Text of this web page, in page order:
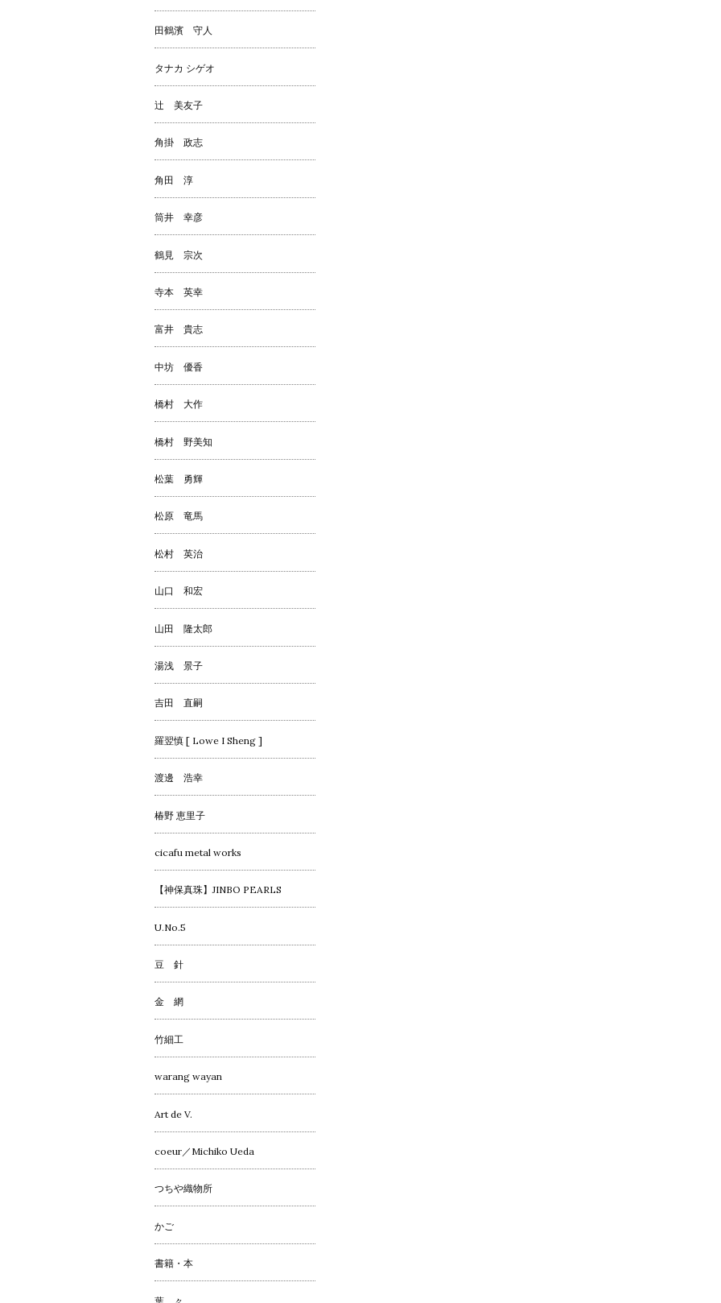
田鶴濱 守人
タナカ シゲオ
辻 美友子
角掛 政志
角田 淳
筒井 幸彦
鶴見 宗次
寺本 英幸
富井 貴志
中坊 優香
橋村 大作
橋村 野美知
松葉 勇輝
松原 竜馬
松村 英治
山口 和宏
山田 隆太郎
湯浅 景子
吉田 直嗣
羅翌慎 [ Lowe I Sheng ]
渡邊 浩幸
椿野 恵里子
cicafu metal works
【神保真珠】JINBO PEARLS
U.No.5
豆 針
金 網
竹細工
warang wayan
Art de V.
coeur／Michiko Ueda
つちや織物所
かご
書籍・本